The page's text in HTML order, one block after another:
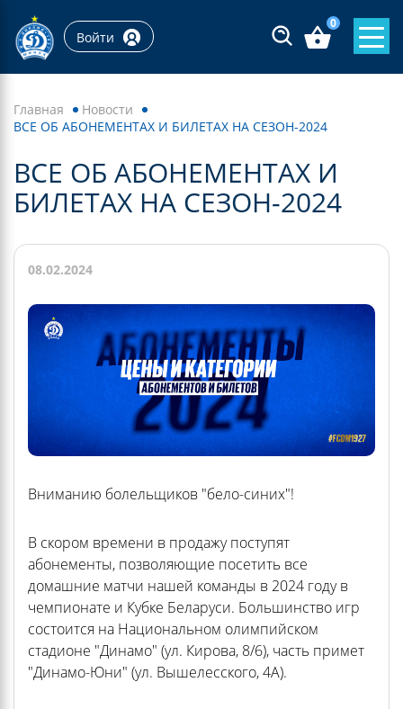
Войти
0
Главная
Новости
ВСЕ ОБ АБОНЕМЕНТАХ И БИЛЕТАХ НА СЕЗОН-2024
ВСЕ ОБ АБОНЕМЕНТАХ И
БИЛЕТАХ НА СЕЗОН-2024
08.02.2024
Вниманию болельщиков "бело-синих"!
В скором времени в продажу поступят
абонементы, позволяющие посетить все
домашние матчи нашей команды в 2024 году в
чемпионате и Кубке Беларуси. Большинство игр
состоится на Национальном олимпийском
стадионе "Динамо" (ул. Кирова, 8/6), часть примет
"Динамо-Юни" (ул. Вышелесского, 4А).